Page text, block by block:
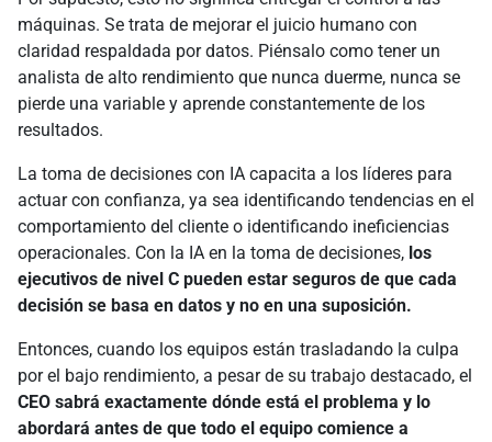
máquinas. Se trata de mejorar el juicio humano con
claridad respaldada por datos. Piénsalo como tener un
analista de alto rendimiento que nunca duerme, nunca se
pierde una variable y aprende constantemente de los
resultados.
La toma de decisiones con IA capacita a los líderes para
actuar con confianza, ya sea identificando tendencias en el
comportamiento del cliente o identificando ineficiencias
operacionales. Con la IA en la toma de decisiones, los
ejecutivos de nivel C pueden estar seguros de que cada
decisión se basa en datos y no en una suposición.
Entonces, cuando los equipos están trasladando la culpa
por el bajo rendimiento, a pesar de su trabajo destacado, el
CEO sabrá exactamente dónde está el problema y lo
abordará antes de que todo el equipo comience a